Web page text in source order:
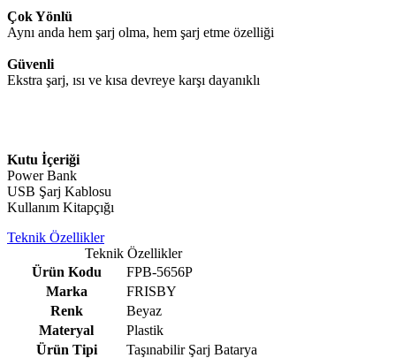
Çok Yönlü
Aynı anda hem şarj olma, hem şarj etme özelliği
Güvenli
Ekstra şarj, ısı ve kısa devreye karşı dayanıklı
Kutu İçeriği
Power Bank
USB Şarj Kablosu
Kullanım Kitapçığı
Teknik Özellikler
Teknik Özellikler
Ürün Kodu
FPB-5656P
Marka
FRISBY
Renk
Beyaz
Materyal
Plastik
Ürün Tipi
Taşınabilir Şarj Batarya